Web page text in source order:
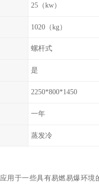
25（kw）
1020（kg）
螺杆式
是
2250*800*1450
一年
蒸发冷
用于一些具有易燃易爆环境